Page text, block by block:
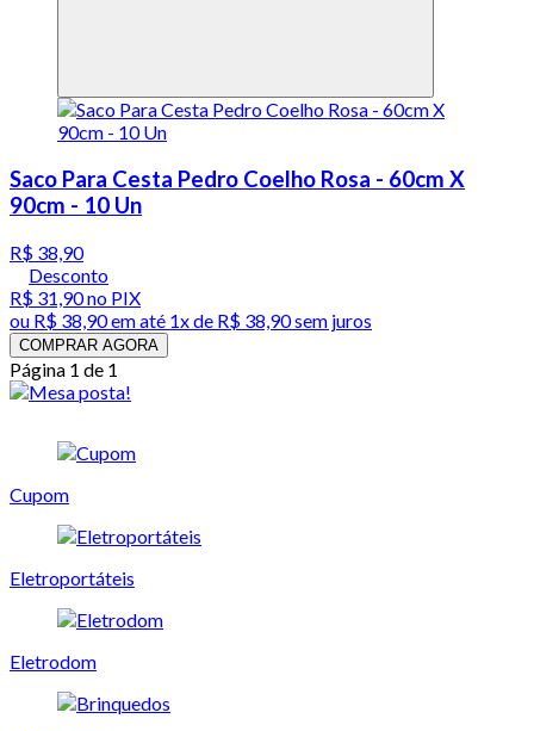
Saco Para Cesta Pedro Coelho Rosa - 60cm X
90cm - 10 Un
R$ 38,90
Desconto
R$ 31,90no PIX
ou R$ 38,90em até 1x de R$ 38,90sem juros
COMPRAR AGORA
Página 1 de 1
Cupom
Eletroportáteis
Eletrodom